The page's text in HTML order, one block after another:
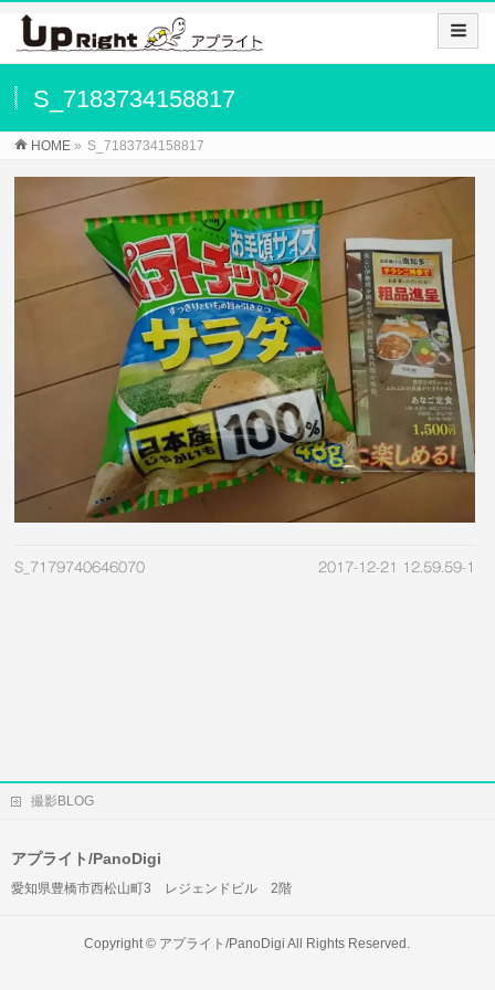
S_7183734158817
HOME » S_7183734158817
S_7179740646070 2017-12-21 12.59.59-1
撮影BLOG
アプライト/PanoDigi
愛知県豊橋市西松山町3 レジェンドビル 2階
Copyright © アプライト/PanoDigi All Rights Reserved.